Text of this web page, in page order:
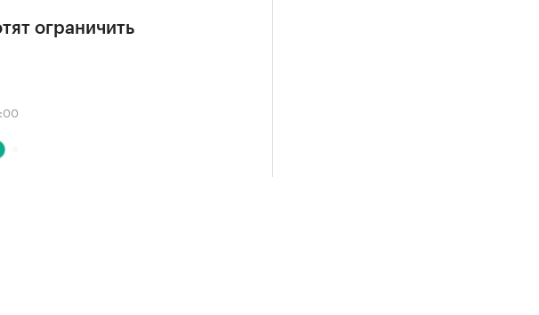
ограничить